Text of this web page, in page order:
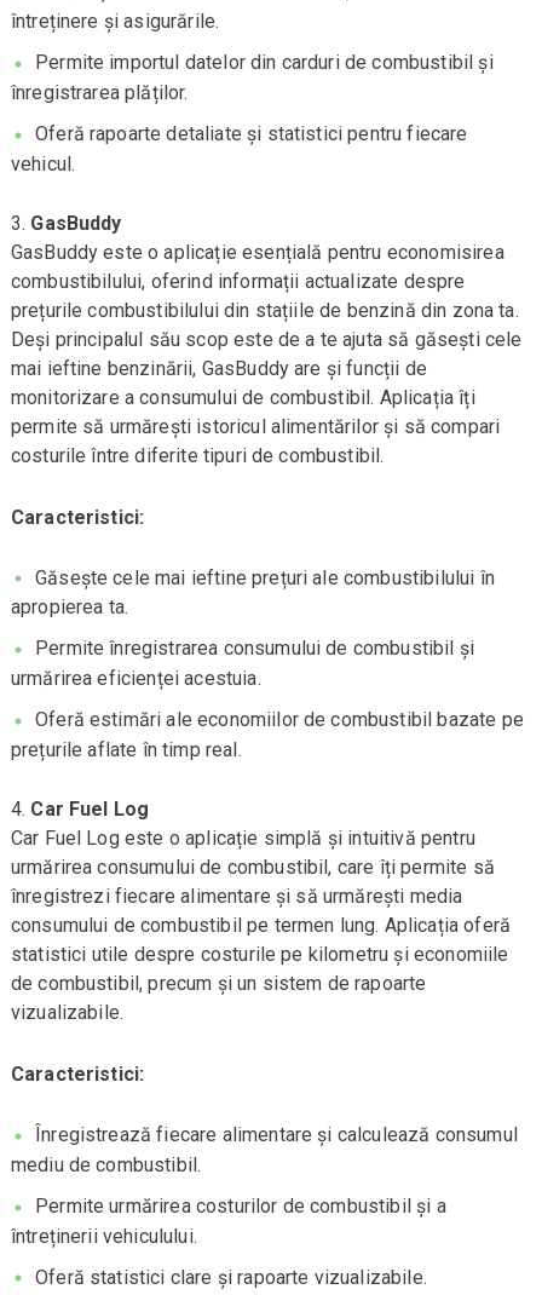
întreținere și asigurările.
Permite importul datelor din carduri de combustibil și
înregistrarea plăților.
Oferă rapoarte detaliate și statistici pentru fiecare
vehicul.
GasBuddy
GasBuddy este o aplicație esențială pentru economisirea
combustibilului, oferind informații actualizate despre
prețurile combustibilului din stațiile de benzină din zona ta.
Deși principalul său scop este de a te ajuta să găsești cele
mai ieftine benzinării, GasBuddy are și funcții de
monitorizare a consumului de combustibil. Aplicația îți
permite să urmărești istoricul alimentărilor și să compari
costurile între diferite tipuri de combustibil.
Caracteristici:
Găsește cele mai ieftine prețuri ale combustibilului în
apropierea ta.
Permite înregistrarea consumului de combustibil și
urmărirea eficienței acestuia.
Oferă estimări ale economiilor de combustibil bazate pe
prețurile aflate în timp real.
Car Fuel Log
Car Fuel Log este o aplicație simplă și intuitivă pentru
urmărirea consumului de combustibil, care îți permite să
înregistrezi fiecare alimentare și să urmărești media
consumului de combustibil pe termen lung. Aplicația oferă
statistici utile despre costurile pe kilometru și economiile
de combustibil, precum și un sistem de rapoarte
vizualizabile.
Caracteristici:
Înregistrează fiecare alimentare și calculează consumul
mediu de combustibil.
Permite urmărirea costurilor de combustibil și a
întreținerii vehiculului.
Oferă statistici clare și rapoarte vizualizabile.